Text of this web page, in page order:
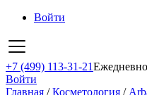
Войти
+7 (499) 113-31-21
Войти
Главная /Косметология /